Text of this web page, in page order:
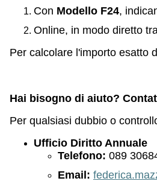
Con Modello F24,
Online, in modo diretto
Per calcolare l'importo esatto
Hai bisogno di aiuto?
Per qualsiasi dubbio o
Ufficio Diritto Annuale
Telefono: 089
Email: